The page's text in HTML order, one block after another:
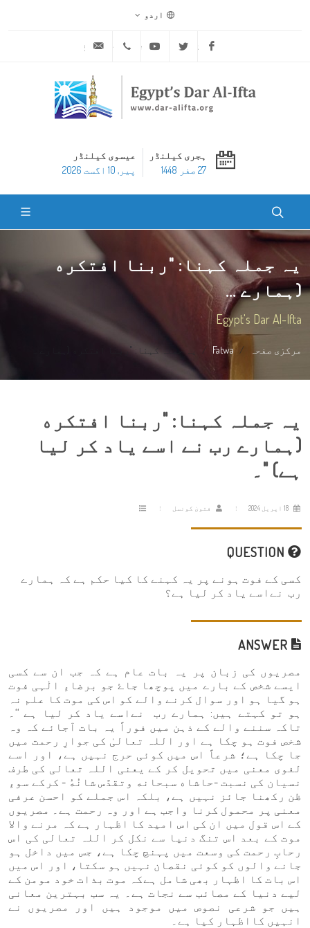
اردو
Facebook
Twitter
Youtube
ہجری کیلنڈر
27 صفر 1448
عیسوی کیلنڈر
پير, 10 اگست 2026
یہ جملہ کہنا: "ربنا افتكره
(ہمارے ...
Egypt's Dar Al-Ifta
مرکزی صفحہ Fatwa یہ جملہ کہنا: "ربنا افتكره (ہمارے ...
یہ جملہ کہنا: "ربنا افتكره
(ہمارے رب نے اسے یاد کر لیا
ہے) "۔
فتویٰ کونسل
کسی کے فوت ہونے پر یہ کہنے کا کیا حکم ہے کہ ہمارے
رب نےاسے یاد کر لیا ہے؟
مصریوں کی زبان پر یہ بات عام ہے کہ جب ان سے کسی
ایسے شخص کے بارے میں پوچھا جاۓ جو برضاءِ الٰہی فوت
ہو گیا ہو اور سوال کرنے والے کو اس کی موت کا علم نہ
ہو تو کہتے ہیں: ہمارے رب نےاسے یاد کر لیا ہے ‘‘۔
تاکہ سننے والے کے ذہن میں فوراً یہ بات آجائے کہ وہ
شخص فوت ہو چکا ہے اور اللہ تعالیٰ کی جوارِ رحمت میں
جا چکا ہے؛ شرعاً اس میں کوئی حرج نہیں ہے، اور اسے
لغوی معنی میں تحویل کر کے یعنی اللہ تعالی کی طرف
نسیان کی نسبت -حاشاه سبحانه وتقدَّس شانُهُ - کرکے سوءِ
ظن رکھنا جائز نہیں ہے، بلکہ اس جملے کو احسن عرفی
معنی پر محمول کرنا واجب ہے اور وہ رحمت ہے۔ مصریوں
کے اس قول میں ان کی اس امید کا اظہار ہے کہ مرنے والا
موت کے بعد اس تنگ دنیا سے نکل کر اللہ تعالی کی اس
رحابِ رحمت کی وسعت میں پہنچ چکا ہے، جس میں داخل ہو
جانے والوں کو کوئی نقصان نہیں ہو سکتا، اور اس میں
اس بات کا اظہار بھی شامل ہےکہ موت بذات خود مومن کے
لیے دنیا کے مصائب سے نجات ہے۔ یہ سب بہترین معانی
ہیں جو شرعی نصوص میں موجود ہیں اور مصریوں نے
انہیں کااظہار کیا ہے۔